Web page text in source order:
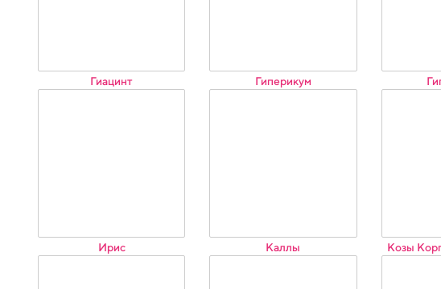
Гиацинт Гиперикум
Ирис Каллы Козы